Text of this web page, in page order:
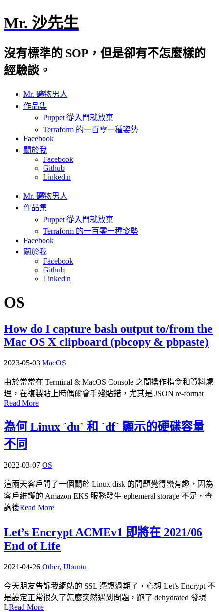
Mr. 沙先生
沒有標準的 SOP，但是卻有不怎麼樣的
經驗談。
Mr. 礦物男人
作品集
Puppet 從入門就放棄
Terraform 的一百零一種姿勢
Facebook
關於我
Facebook
Github
Linkedin
Mr. 礦物男人
作品集
Puppet 從入門就放棄
Terraform 的一百零一種姿勢
Facebook
關於我
Facebook
Github
Linkedin
OS
How do I capture bash output to/from the
Mac OS X clipboard (pbcopy & pbpaste)
2023-05-03 MacOS
由於常常在 Terminal & MacOS Console 之間操作指令和資料處
理，在複製貼上時偶爾會手殘貼錯，尤其是 JSON re-format
Read More
為何 Linux `du` 和 `df` 顯示的硬碟容量
不同
2022-03-07 OS
這兩天客戶問了一個關於 Linux disk 的問題覺得蠻有趣，因為
客戶維護的 Amazon EKS 服務發生 ephemeral storage 不足，查
詢後Read More
Let’s Encrypt ACMEv1 即將在 2021/06
End of Life
2021-04-26 Other, Ubuntu
今天朋友告訴我網站的 SSL 憑證過期了，心想 Let’s Encrypt 不
是設定正常很久了怎麼突然遇到問題，跑了 dehydrated 發現
LRead More